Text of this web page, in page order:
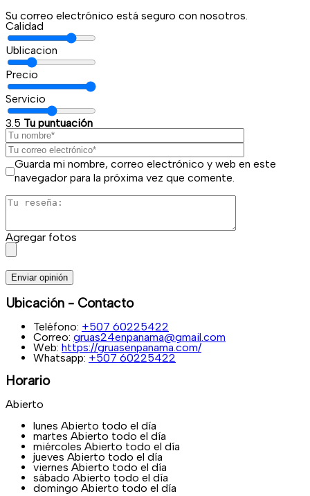
Su correo electrónico está seguro con nosotros.
Calidad
Ublicacion
Precio
Servicio
3.5 Tu puntuación
Guarda mi nombre, correo electrónico y web en este
navegador para la próxima vez que comente.
Agregar fotos
Enviar opinión
Ubicación - Contacto
Teléfono: +507 60225422
Correo: gruas24enpanama@gmail.com
Web: https://gruasenpanama.com/
Whatsapp: +507 60225422
Horario
Abierto
lunes Abierto todo el día
martes Abierto todo el día
miércoles Abierto todo el día
jueves Abierto todo el día
viernes Abierto todo el día
sábado Abierto todo el día
domingo Abierto todo el día